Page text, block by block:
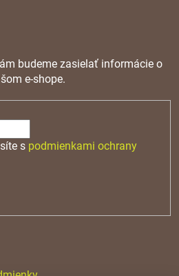
budeme zasielať informácie o
e-shope.
s podmienkami ochrany